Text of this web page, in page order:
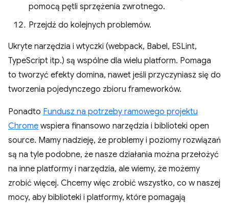
pomocą pętli sprzężenia zwrotnego.
Przejdź do kolejnych problemów.
Ukryte narzędzia i wtyczki (webpack, Babel, ESLint,
TypeScript itp.) są wspólne dla wielu platform. Pomaga
to tworzyć efekty domina, nawet jeśli przyczyniasz się do
tworzenia pojedynczego zbioru frameworków.
Ponadto Fundusz na potrzeby ramowego projektu
Chrome wspiera finansowo narzędzia i biblioteki open
source. Mamy nadzieję, że problemy i poziomy rozwiązań
są na tyle podobne, że nasze działania można przełożyć
na inne platformy i narzędzia, ale wiemy, że możemy
zrobić więcej. Chcemy więc zrobić wszystko, co w naszej
mocy, aby biblioteki i platformy, które pomagają